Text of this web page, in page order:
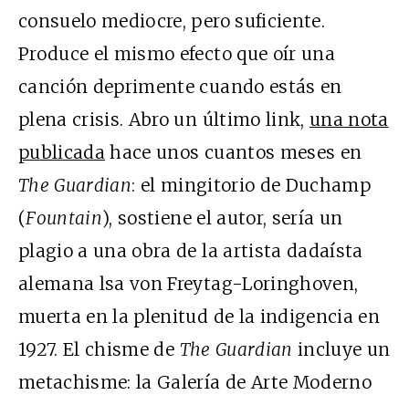
consuelo mediocre, pero suficiente.
Produce el mismo efecto que oír una
canción deprimente cuando estás en
plena crisis. Abro un último link, una nota
publicada hace unos cuantos meses en
The Guardian: el mingitorio de Duchamp
(Fountain), sostiene el autor, sería un
plagio a una obra de la artista dadaísta
alemana lsa von Freytag-Loringhoven,
muerta en la plenitud de la indigencia en
1927. El chisme de The Guardian incluye un
metachisme: la Galería de Arte Moderno